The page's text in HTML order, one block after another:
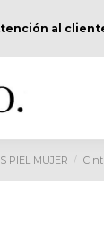
al
PIEL MUJER